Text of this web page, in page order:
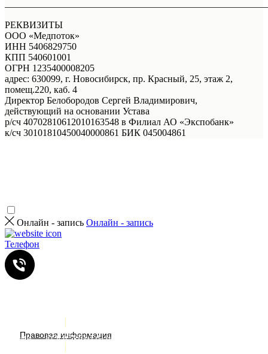
Правовая информация
Акции
РЕКВИЗИТЫ
ООО «Медпоток»
ИНН 5406829750
КПП 540601001
ОГРН 1235400008205
адрес: 630099, г. Новосибирск, пр. Красный, 25, этаж 2,
помещ.220, каб. 4
Директор Белобородов Сергей Владимирович,
действующий на основании Устава
р/сч 40702810612010163548 в Филиал АО «Экспобанк»
к/сч 30101810450040000861 БИК 045004861
ИМЕЮТСЯ ПРОТИВОПОКАЗАНИЯ. НЕОБХОДИМА
КОНСУЛЬТАЦИЯ СПЕЦИАЛИСТА
Онлайн - запись Онлайн - запись
Телефон